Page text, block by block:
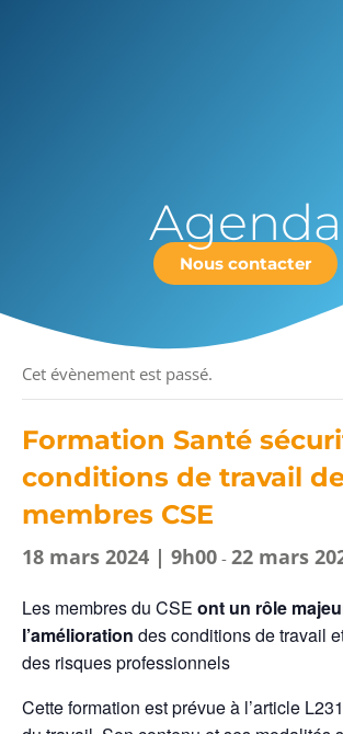
Nous contacter
Agenda
« Tous les Évènements
Cet évènement est passé.
Formation Santé
conditions de travail
membres CSE
18 mars 2024 | 9h00 - 22 mars
Les membres du CSE ont un rôle
l’amélioration des conditions de travail
des risques professionnels
Cette formation est prévue à l’article